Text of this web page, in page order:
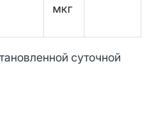
мкг
суточной